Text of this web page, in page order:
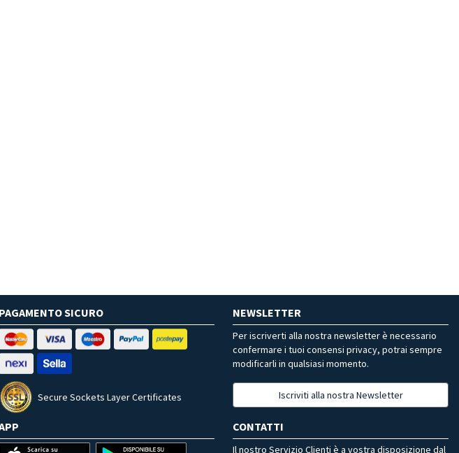
PAGAMENTO SICURO
Secure Sockets Layer Certificates
NEWSLETTER
Per iscriverti alla nostra newsletter è necessario
confermare i tuoi consensi privacy, potrai sempre
modificarli in qualsiasi momento.
Iscriviti alla nostra Newsletter
CONTATTI
Il nostro Servizio Clienti è a vostra disposizione dal